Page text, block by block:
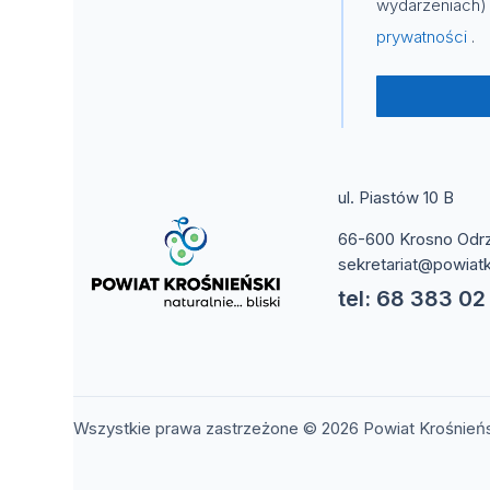
prywatności .
ul. Piastów 10 B
66-600 Krosno
tel: 68 383 02
Wszystkie prawa zastrzeżone © 2026 Powiat